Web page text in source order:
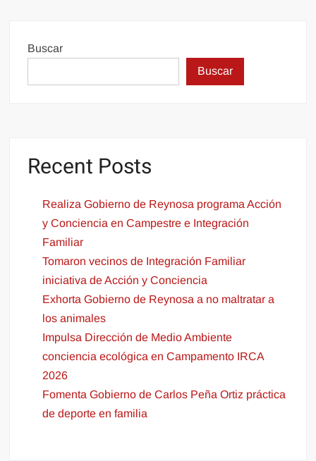
Buscar
Buscar
Recent Posts
Realiza Gobierno de Reynosa programa Acción
y Conciencia en Campestre e Integración
Familiar
Tomaron vecinos de Integración Familiar
iniciativa de Acción y Conciencia
Exhorta Gobierno de Reynosa a no maltratar a
los animales
Impulsa Dirección de Medio Ambiente
conciencia ecológica en Campamento IRCA
2026
Fomenta Gobierno de Carlos Peña Ortiz práctica
de deporte en familia